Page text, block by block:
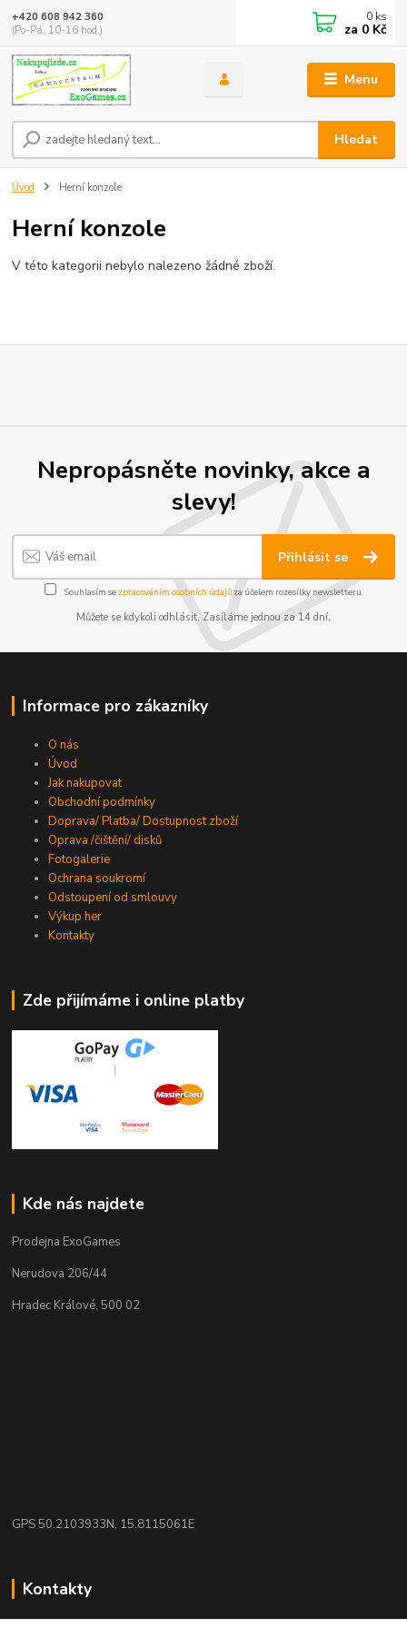
Menu
Hledat
+420 608 942 360
(Po-Pá, 10-16 hod.)
0 ks
za 0 Kč
Úvod Herní konzole
Herní konzole
V této kategorii nebylo nalezeno žádné zboží.
Nepropásněte novinky, akce a
slevy!
Přihlásit se
Souhlasím se zpracováním osobních údajůza účelem rozesílky newsletteru.
Můžete se kdykoli odhlásit. Zasíláme jednou za 14 dní.
Informace pro zákazníky
O nás
Úvod
Jak nakupovat
Obchodní podmínky
Doprava/ Platba/ Dostupnost zboží
Oprava /čištění/ disků
Fotogalerie
Ochrana soukromí
Odstoupení od smlouvy
Výkup her
Kontakty
Zde přijímáme i online platby
Kde nás najdete
Prodejna ExoGames
Nerudova 206/44
Hradec Králové, 500 02
GPS 50.2103933N, 15.8115061E
Kontakty